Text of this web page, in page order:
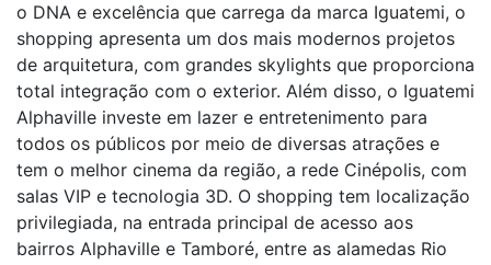
o DNA e excelência que carrega da marca Iguatemi, o
shopping apresenta um dos mais modernos projetos
de arquitetura, com grandes skylights que proporciona
total integração com o exterior. Além disso, o Iguatemi
Alphaville investe em lazer e entretenimento para
todos os públicos por meio de diversas atrações e
tem o melhor cinema da região, a rede Cinépolis, com
salas VIP e tecnologia 3D. O shopping tem localização
privilegiada, na entrada principal de acesso aos
bairros Alphaville e Tamboré, entre as alamedas Rio